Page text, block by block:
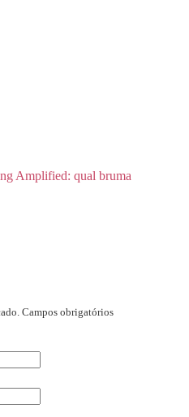
Amplified: qual bruma
Campos obrigatórios